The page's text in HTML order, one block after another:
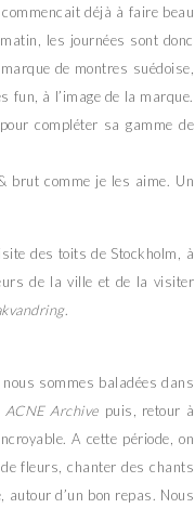
déjà à faire beau
les journées sont donc
de montres suédoise,
fun, à l’image de la marque.
pour compléter sa gamme de
brut comme je les aime. Un
des toits de Stockholm, à
de la ville et de la visiter
.
sommes baladées dans
ACNE Archive puis, retour à
A cette période, on
fleurs, chanter des chants
autour d’un bon repas. Nous